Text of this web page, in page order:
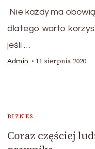
Nie każdy ma
dlatego warto
jeśli …
Admin 11 sierpnia 2020
BIZNES
Coraz częściej